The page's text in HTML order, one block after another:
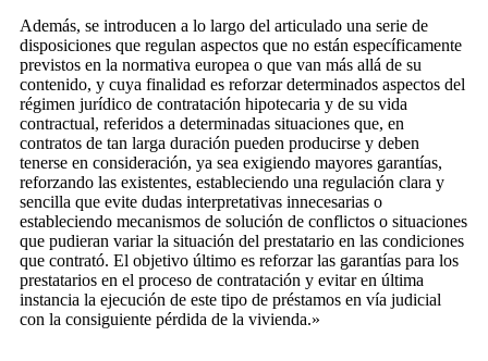
Además, se introducen a lo largo del articulado una serie de
disposiciones que regulan aspectos que no están específicamente
previstos en la normativa europea o que van más allá de su
contenido, y cuya finalidad es reforzar determinados aspectos del
régimen jurídico de contratación hipotecaria y de su vida
contractual, referidos a determinadas situaciones que, en
contratos de tan larga duración pueden producirse y deben
tenerse en consideración, ya sea exigiendo mayores garantías,
reforzando las existentes, estableciendo una regulación clara y
sencilla que evite dudas interpretativas innecesarias o
estableciendo mecanismos de solución de conflictos o situaciones
que pudieran variar la situación del prestatario en las condiciones
que contrató. El objetivo último es reforzar las garantías para los
prestatarios en el proceso de contratación y evitar en última
instancia la ejecución de este tipo de préstamos en vía judicial
con la consiguiente pérdida de la vivienda.»